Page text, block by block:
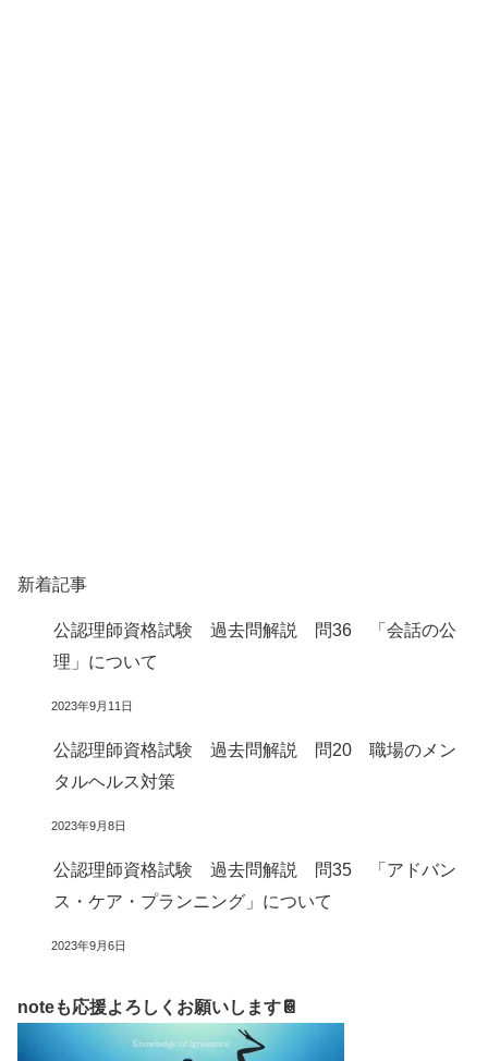
新着記事
公認理師資格試験 過去問解説 問36 「会話の公
理」について
2023年9月11日
公認理師資格試験 過去問解説 問20 職場のメン
タルヘルス対策
2023年9月8日
公認理師資格試験 過去問解説 問35 「アドバン
ス・ケア・プランニング」について
2023年9月6日
noteも応援よろしくお願いします📔